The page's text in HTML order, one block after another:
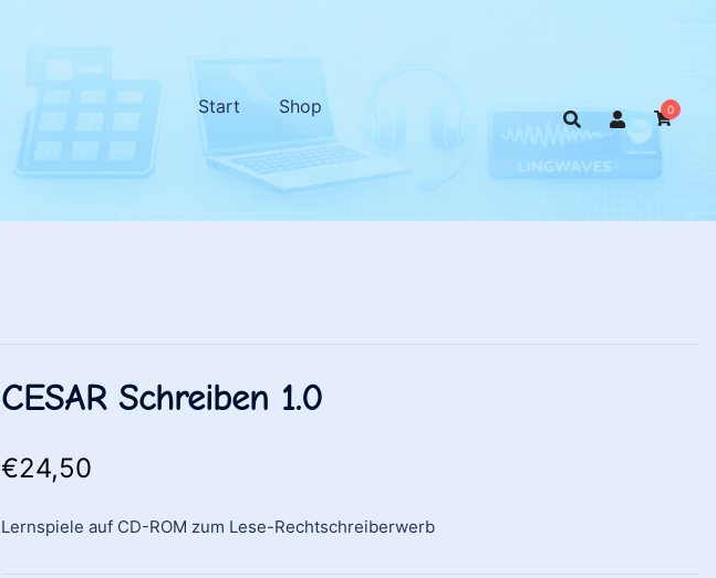
Start
Shop 0
CESAR Schreiben 1.0
€24,50
Lernspiele auf CD-ROM zum Lese-Rechtschreiberwerb